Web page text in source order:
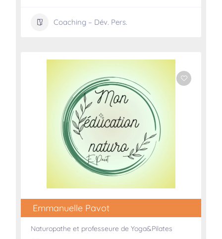
Coaching – Dév. Pers.
Emmanuelle Pavot
Naturopathe et professeure de Yoga&Pilates